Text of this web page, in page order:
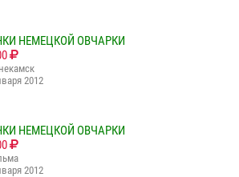
НЕМЕЦКОЙ ОВЧАРКИ
2012
НЕМЕЦКОЙ ОВЧАРКИ
2012